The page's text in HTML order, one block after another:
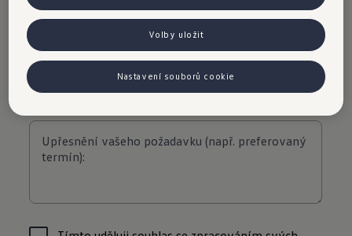
Volby uložit
Nastavení souborů cookie